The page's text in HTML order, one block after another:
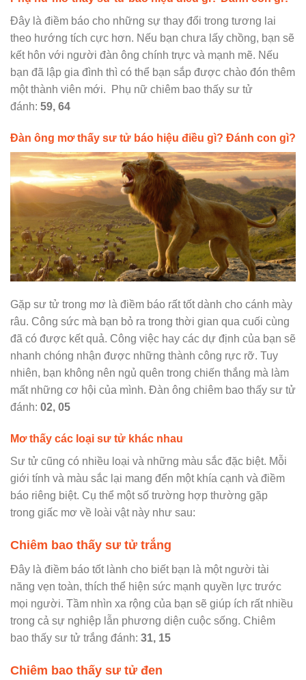
Đây là điềm báo cho những sự thay đổi trong tương lai
theo hướng tích cực hơn. Nếu bạn chưa lấy chồng, bạn sẽ
kết hôn với người đàn ông chính trực và mạnh mẽ. Nếu
bạn đã lập gia đình thì có thể bạn sắp được chào đón thêm
một thành viên mới. Phụ nữ chiêm bao thấy sư tử
đánh: 59, 64
Đàn ông mơ thấy sư tử báo hiệu điều gì? Đánh con gì?
Gặp sư tử trong mơ là điềm báo rất tốt dành cho cánh mày
râu. Công sức mà bạn bỏ ra trong thời gian qua cuối cùng
đã có được kết quả. Công việc hay các dự định của bạn sẽ
nhanh chóng nhận được những thành công rực rỡ. Tuy
nhiên, bạn không nên ngủ quên trong chiến thắng mà làm
mất những cơ hội của mình. Đàn ông chiêm bao thấy sư tử
đánh: 02, 05
Mơ thấy các loại sư tử khác nhau
Sư tử cũng có nhiều loại và những màu sắc đặc biệt. Mỗi
giới tính và màu sắc lại mang đến một khía cạnh và điềm
báo riêng biệt. Cụ thể một số trường hợp thường gặp
trong giấc mơ về loài vật này như sau:
Chiêm bao thấy sư tử trắng
Đây là điềm báo tốt lành cho biết bạn là một người tài
năng vẹn toàn, thích thể hiện sức mạnh quyền lực trước
mọi người. Tầm nhìn xa rộng của bạn sẽ giúp ích rất nhiều
trong cả sự nghiệp lẫn phương diện cuộc sống. Chiêm
bao thấy sư tử trắng đánh: 31, 15
Chiêm bao thấy sư tử đen